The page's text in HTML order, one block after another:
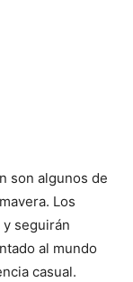
son algunos de
Los
seguirán
al mundo
casual.